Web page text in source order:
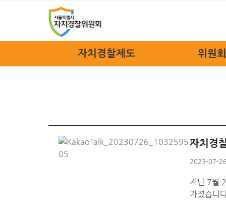
자치경찰제도
자치경찰 FAQ
위원
위원회
조
오시
자치경
2023-07-
지난 7월
가졌습니